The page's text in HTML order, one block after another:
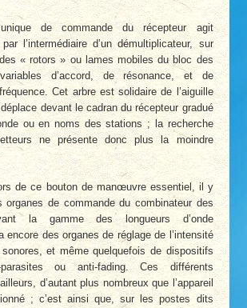
de commande du récepteur agit
l’intermédiaire d’un démultiplicateur, sur
des « rotors » ou lames mobiles du bloc des
d’accord, de résonance, et de
Cet arbre est solidaire de l’aiguille
devant le cadran du récepteur gradué
ou en noms des stations ; la recherche
ne présente donc plus la moindre
de ce bouton de manœuvre essentiel, il y
organes de commande du combinateur des
la gamme des longueurs d’onde
encore des organes de réglage de l’intensité
et même quelquefois de dispositifs
parasites ou anti-fading. Ces différents
d’autant plus nombreux que l’appareil
; c’est ainsi que, sur les postes dits